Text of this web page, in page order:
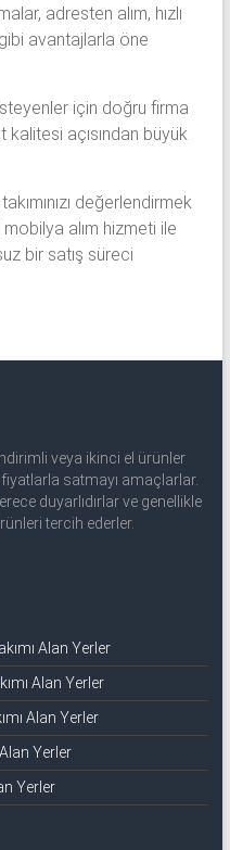
adresten alım, hızlı
avantajlarla öne
için doğru firma
açısından büyük
değerlendirmek
alım hizmeti ile
bir satış süreci
veya ikinci el ürünler
satmayı amaçlarlar.
duyarlıdırlar ve genellikle
tercih ederler.
Alan Yerler
Alan Yerler
Alan Yerler
Yerler
Yerler